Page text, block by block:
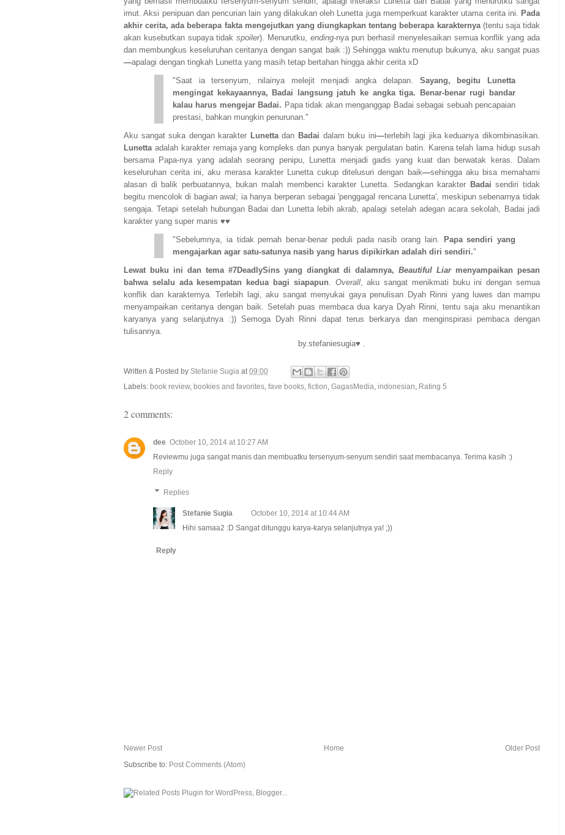
imut. Aksi penipuan dan pencurian lain yang dilakukan oleh Lunetta juga memperkuat karakter utama cerita ini. Pada
akhir cerita, ada beberapa fakta mengejutkan yang diungkapkan tentang beberapa karakternya (tentu saja tidak
akan kusebutkan supaya tidakspoiler). Menurutku, ending-nya pun berhasil menyelesaikan semua konflik yang ada
dan membungkus keseluruhan ceritanya dengan sangat baik :)) Sehingga waktu menutup bukunya, aku sangat puas
—apalagi dengan tingkah Lunetta yang masih tetap bertahan hingga akhir cerita xD
"Saat ia tersenyum, nilainya melejit menjadi angka delapan. Sayang, begitu Lunetta
mengingat kekayaannya, Badai langsung jatuh ke angka tiga. Benar-benar rugi bandar
kalau harus mengejar Badai. Papa tidak akan menganggap Badai sebagai sebuah pencapaian
prestasi, bahkan mungkin penurunan."
Aku sangat suka dengan karakter Lunettadan Badai dalam buku ini—terlebih lagi jika keduanya dikombinasikan.
Lunetta adalah karakter remaja yang kompleks dan punya banyak pergulatan batin. Karena telah lama hidup susah
bersama Papa-nya yang adalah seorang penipu, Lunetta menjadi gadis yang kuat dan berwatak keras. Dalam
keseluruhan cerita ini, aku merasa karakter Lunetta cukup ditelusuri dengan baik—sehingga aku bisa memahami
alasan di balik perbuatannya, bukan malah membenci karakter Lunetta. Sedangkan karakter
Badai sendiri tidak
begitu mencolok di bagian awal; ia hanya berperan sebagai 'penggagal rencana Lunetta', meskipun sebenarnya tidak
sengaja. Tetapi setelah hubungan Badai dan Lunetta lebih akrab, apalagi setelah adegan acara sekolah, Badai jadi
karakter yang super manis ♥♥
"Sebelumnya, ia tidak pernah benar-benar peduli pada nasib orang lain.
Papa sendiri yang
mengajarkan agar satu-satunya nasib yang harus dipikirkan adalah diri sendiri."
Lewat buku ini dan tema #7DeadlySins yang diangkat di dalamnya, Beautiful Liarmenyampaikan pesan
bahwa selalu ada kesempatan kedua bagi siapapun. Overall, aku sangat menikmati buku ini dengan semua
konflik dan karakternya. Terlebih lagi, aku sangat menyukai gaya penulisan Dyah Rinni yang luwes dan mampu
menyampaikan ceritanya dengan baik. Setelah puas membaca dua karya Dyah Rinni, tentu saja aku menantikan
karyanya yang selanjutnya:)) Semoga Dyah Rinni dapat terus berkarya dan menginspirasi pembaca dengan
tulisannya.
by.stefaniesugia♥ .
Written & Posted by Stefanie Sugia at 09:00
Labels: book review, bookies and favorites fave books fiction GagasMedia indonesian Rating 5
2 comments:
dee October 10, 2014 at 10:27 AM
Reviewmu juga sangat manis dan membuatku tersenyum-senyum sendiri saat membacanya. Terima kasih :)
Reply
Replies
Stefanie Sugia
October 10, 2014 at 10:44 AM
Hihi samaa2 :D Sangat ditunggu karya-karya selanjutnya ya! ;))
Reply
Newer Post Older Post
Home
Subscribe to: Post Comments (Atom)